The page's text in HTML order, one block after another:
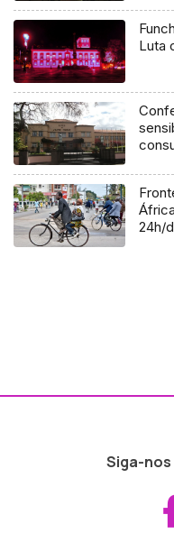
Luta
24h/
Siga-